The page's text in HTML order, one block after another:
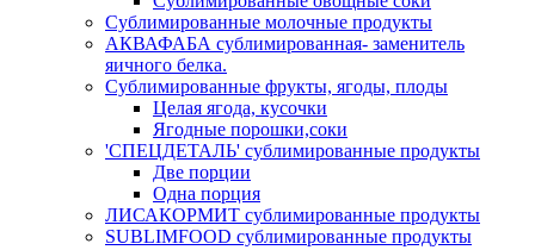
Сублимированные молочные продукты
АКВАФАБА сублимированная- заменитель
яичного белка.
Сублимированные фрукты, ягоды, плоды
Целая ягода, кусочки
Ягодные порошки,соки
'СПЕЦДЕТАЛЬ' сублимированные продукты
Две порции
Одна порция
ЛИСАКОРМИТ сублимированные продукты
SUBLIMFOOD сублимированные продукты